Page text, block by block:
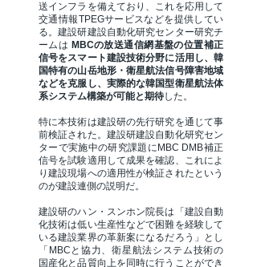
送インフラを備えており、これを応用して
交通情報TPEGサービスなどを提供してい
る。建設研建設自動化研究センター研究チ
ームは MBCの放送通信網基盤の位置補正
信号をスマート建設技術分野に活用し、韓
国特有の山岳地形・衛星航法信号障害地域
などを克服し、実際的な韓国型衛星航法体
系システム構築が可能と期待した。
特に本技術は建設研の先行研究を通じて事
前検証された。建設研建設自動化研究セン
ターで実施中の研究課題にMBC DMB補正
信号を試験適用して成果を確認、これによ
り建設現場への適用性が検証されたという
のが建設連側の説明だ。
建設研のハン・スンホン院長は「建設自動
化技術は低い生産性などで困難を経験して
いる建設業界の革新案になるだろう」とし
「MBCと協力、衛星航法システム技術の
国産化と品質向上を同時に行うことができ